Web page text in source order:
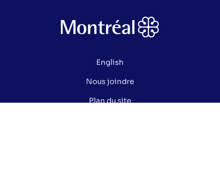
English
Nous joindre
Plan du site